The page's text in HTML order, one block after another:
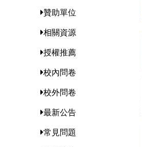
贊助單位
相關資源
授權推薦
校內問卷
校外問卷
最新公告
常見問題